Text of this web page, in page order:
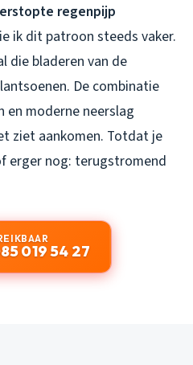
regenpijp
ik dit patroon steeds vaker.
die bladeren van de
De combinatie
en moderne neerslag
ziet aankomen. Totdat je
erger nog: terugstromend
019 54 27